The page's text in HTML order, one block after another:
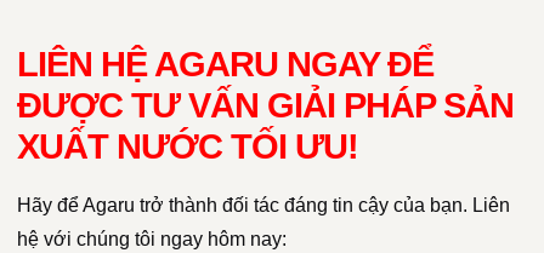
LIÊN HỆ AGARU NGAY ĐỂ
ĐƯỢC TƯ VẤN GIẢI PHÁP SẢN
XUẤT NƯỚC TỐI ƯU!
Hãy để Agaru trở thành đối tác đáng tin cậy của bạn. Liên
hệ với chúng tôi ngay hôm nay: